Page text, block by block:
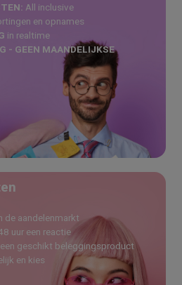
All inclusive
en opnames
in realtime
- GEEN MAANDELIJKSE
de aandelenmarkt
uur een reactie
geschikt beleggingsproduct
en kies